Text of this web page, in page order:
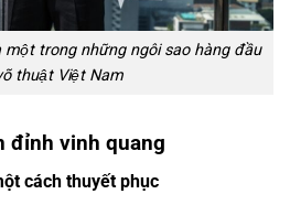
một trong những ngôi sao hàng đầu
thuật Việt Nam
đỉnh vinh quang
cách thuyết phục